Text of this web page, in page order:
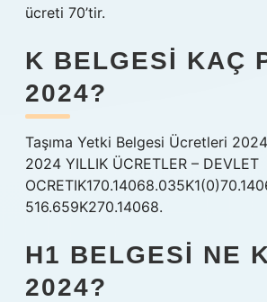
ücreti 70’tir.
K BELGESI KAÇ
2024?
Taşıma Yetki Belgesi Ücretleri
2024 YILLIK ÜCRETLER – DEVLET
516.659K270.14068.
H1 BELGESI NE
2024?